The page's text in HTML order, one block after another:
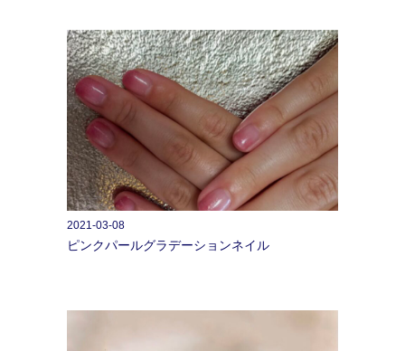
2021-03-08
ピンクパールグラデーションネイル